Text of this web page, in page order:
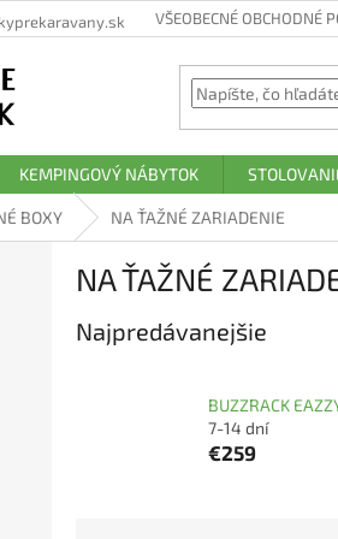
VŠEOBECNÉ OBCHODNÉ
KEMPINGOVÝ NÁBYTOK
BOXY NA ŤAŽNÉ ZARIADENIE
NA ŤAŽNÉ
Najpredávanejšie
BUZZRACK
7-14 dní
€259